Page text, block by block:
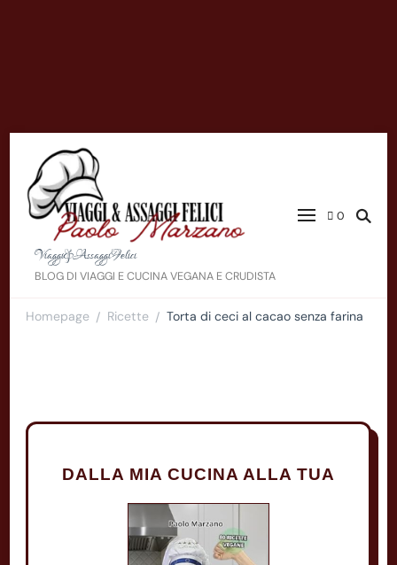
Viaggi&AssaggiFelici
BLOG DI VIAGGI E CUCINA VEGANA E CRUDISTA
0
Homepage / Ricette / Torta di ceci al cacao senza farina
DALLA MIA CUCINA ALLA TUA